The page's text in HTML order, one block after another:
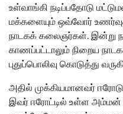
உள்வாங்கி நடிப்பதோடு
மக்களையும் ஒவ்வோர்
நாடகக் கலைஞர்கள். இன்று
காணப்பட்டாலும் நிறைய
புதுப்பொலிவு கொடுத்து
அதில் முக்கியமானவர்
இவர் ஈரோட்டில் உள்ள அம்மன்